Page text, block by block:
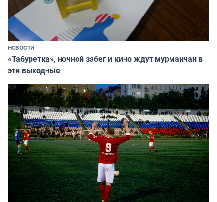
НОВОСТИ
«Табуретка», ночной забег и кино ждут мурманчан в
эти выходные